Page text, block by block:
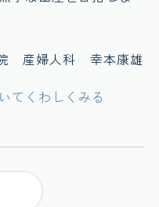
産婦人科 幸本康雄
てくわしくみる